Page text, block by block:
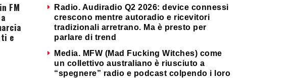
FM
e
Radio. Audiradio Q2 2026: device connessi
crescono mentre autoradio e ricevitori
tradizionali arretrano. Ma è presto per
parlare di trend
Media. MFW (Mad Fucking Witches) come
un collettivo australiano è riusciuto a
“spegnere” radio e podcast colpendo i loro